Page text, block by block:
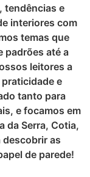
tendências e
interiores com
temas que
padrões até a
leitores a
e
tanto para
e focamos em
da Serra, Cotia,
descobrir as
de parede!